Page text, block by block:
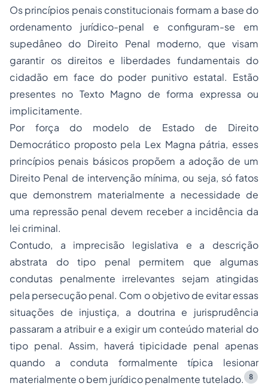
Os princípios penais constitucionais formam a base do
ordenamento jurídico-penal e configuram-se em
supedâneo do Direito Penal moderno, que visam
garantir os direitos e liberdades fundamentais do
cidadão em face do poder punitivo estatal. Estão
presentes no Texto Magno de forma expressa ou
implicitamente.
Por força do modelo de Estado de Direito
Democrático proposto pela Lex Magna pátria, esses
princípios penais básicos propõem a adoção de um
Direito Penal de intervenção mínima, ou seja, só fatos
que demonstrem materialmente a necessidade de
uma repressão penal devem receber a incidência da
lei criminal.
Contudo, a imprecisão legislativa e a descrição
abstrata do tipo penal permitem que algumas
condutas penalmente irrelevantes sejam atingidas
pela persecução penal. Com o objetivo de evitar essas
situações de injustiça, a doutrina e jurisprudência
passaram a atribuir e a exigir um conteúdo material do
tipo penal. Assim, haverá tipicidade penal apenas
quando a conduta formalmente típica lesionar
materialmente o bem jurídico penalmente tutelado.
8